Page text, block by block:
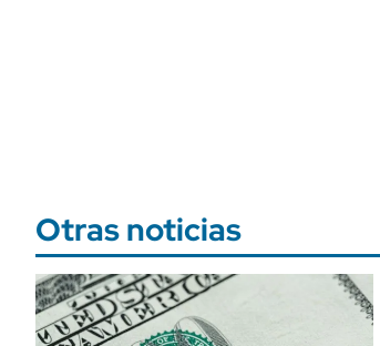
Otras noticias